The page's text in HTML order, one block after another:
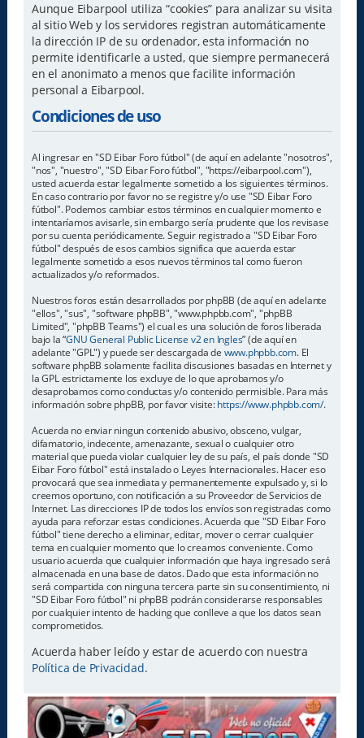
Aunque Eibarpool utiliza “cookies” para analizar su visita
al sitio Web y los servidores registran automáticamente
la dirección IP de su ordenador, esta información no
permite identificarle a usted, que siempre permanecerá
en el anonimato a menos que facilite información
personal a Eibarpool.
Condiciones de uso
Al ingresar en "SD Eibar Foro fútbol" (de aquí en adelante "nosotros",
"nos", "nuestro", "SD Eibar Foro fútbol", "https://eibarpool.com"),
usted acuerda estar legalmente sometido a los siguientes términos.
En caso contrario por favor no se registre y/o use "SD Eibar Foro
fútbol". Podemos cambiar estos términos en cualquier momento e
intentaríamos avisarle, sin embargo sería prudente que los revisase
por su cuenta periódicamente. Seguir registrado a "SD Eibar Foro
fútbol" después de esos cambios significa que acuerda estar
legalmente sometido a esos nuevos términos tal como fueron
actualizados y/o reformados.
Nuestros foros están desarrollados por phpBB (de aquí en adelante
"ellos", "sus", "software phpBB", "www.phpbb.com", "phpBB
Limited", "phpBB Teams") el cual es una solución de foros liberada
bajo la “GNU General Public License v2 en Ingles” (de aquí en
adelante "GPL") y puede ser descargada de www.phpbb.com. El
software phpBB solamente facilita discusiones basadas en Internet y
la GPL estrictamente los excluye de lo que aprobamos y/o
desaprobamos como conductas y/o contenido permisible. Para más
información sobre phpBB, por favor visite:https://www.phpbb.com/.
Acuerda no enviar ningun contenido abusivo, obsceno, vulgar,
difamatorio, indecente, amenazante, sexual o cualquier otro
material que pueda violar cualquier ley de su país, el país donde "SD
Eibar Foro fútbol" está instalado o Leyes Internacionales. Hacer eso
provocará que sea inmediata y permanentemente expulsado y, si lo
creemos oportuno, con notificación a su Proveedor de Servicios de
Internet. Las direcciones IP de todos los envíos son registradas como
ayuda para reforzar estas condiciones. Acuerda que "SD Eibar Foro
fútbol" tiene derecho a eliminar, editar, mover o cerrar cualquier
tema en cualquier momento que lo creamos conveniente. Como
usuario acuerda que cualquier información que haya ingresado será
almacenada en una base de datos. Dado que esta información no
será compartida con ninguna tercera parte sin su consentimiento, ni
"SD Eibar Foro fútbol" ni phpBB podrán considerarse responsables
por cualquier intento de hacking que conlleve a que los datos sean
comprometidos.
Acuerda haber leído y estar de acuerdo con nuestra
Política de Privacidad.